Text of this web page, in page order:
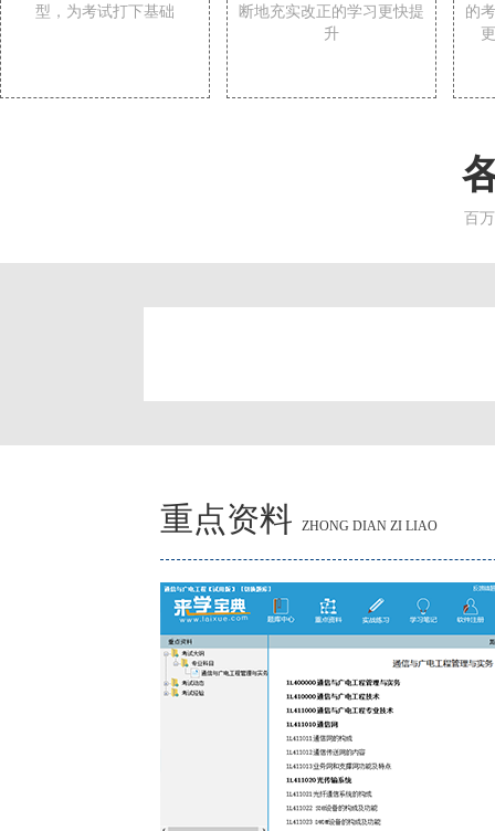
型，为考试打下基础
断地充实改正的学习更快提
升
的
百
重点资料 ZHONG DIAN ZI LIAO